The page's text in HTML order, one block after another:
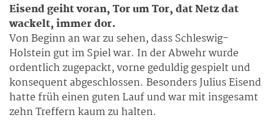
Eisend geiht voran, Tor um Tor, dat Netz dat
wackelt, immer dor.
Von Beginn an war zu sehen, dass Schleswig-
Holstein gut im Spiel war. In der Abwehr wurde
ordentlich zugepackt, vorne geduldig gespielt und
konsequent abgeschlossen. Besonders Julius Eisend
hatte früh einen guten Lauf und war mit insgesamt
zehn Treffern kaum zu halten.